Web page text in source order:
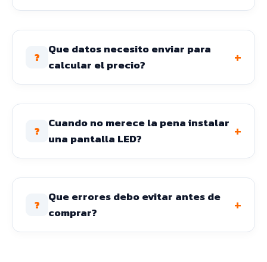
?
Que datos necesito enviar para
calcular el precio?
+
?
Cuando no merece la pena instalar
una pantalla LED?
+
?
Que errores debo evitar antes de
comprar?
+